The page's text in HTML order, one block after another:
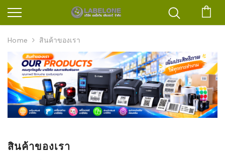
Home สินค้าของเรา
สินค้าของเรา